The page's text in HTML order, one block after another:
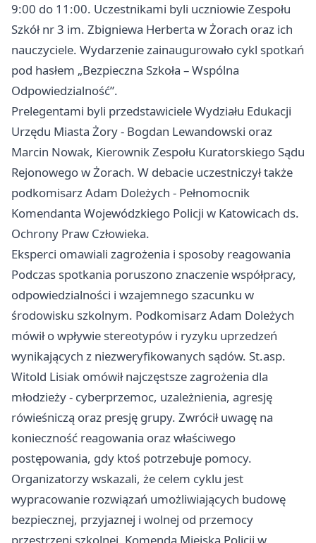
9:00 do 11:00. Uczestnikami byli uczniowie Zespołu
Szkół nr 3 im. Zbigniewa Herberta w Żorach oraz ich
nauczyciele. Wydarzenie zainaugurowało cykl spotkań
pod hasłem „Bezpieczna Szkoła – Wspólna
Odpowiedzialność”.
Prelegentami byli przedstawiciele Wydziału Edukacji
Urzędu Miasta Żory - Bogdan Lewandowski oraz
Marcin Nowak, Kierownik Zespołu Kuratorskiego Sądu
Rejonowego w Żorach. W debacie uczestniczył także
podkomisarz Adam Doleżych - Pełnomocnik
Komendanta Wojewódzkiego Policji w Katowicach ds.
Ochrony Praw Człowieka.
Eksperci omawiali zagrożenia i sposoby reagowania
Podczas spotkania poruszono znaczenie współpracy,
odpowiedzialności i wzajemnego szacunku w
środowisku szkolnym. Podkomisarz Adam Doleżych
mówił o wpływie stereotypów i ryzyku uprzedzeń
wynikających z niezweryfikowanych sądów. St.asp.
Witold Lisiak omówił najczęstsze zagrożenia dla
młodzieży - cyberprzemoc, uzależnienia, agresję
rówieśniczą oraz presję grupy. Zwrócił uwagę na
konieczność reagowania oraz właściwego
postępowania, gdy ktoś potrzebuje pomocy.
Organizatorzy wskazali, że celem cyklu jest
wypracowanie rozwiązań umożliwiających budowę
bezpiecznej, przyjaznej i wolnej od przemocy